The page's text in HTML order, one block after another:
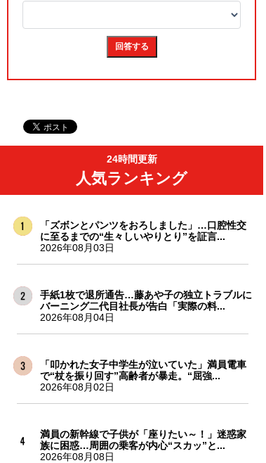
24時間更新
人気ランキング
「ズボンとパンツをおろしました」…口腔性交
に至るまでの“生々しいやりとり”を証言...
2026年08月03日
手紙1枚で退所通告…藤あや子の独立トラブルに
バーニング二代目社長が告白「実際の料...
2026年08月04日
「叩かれた女子中学生が泣いていた」満員電車
で“杖を振り回す”高齢者が暴走。“屈強...
2026年08月02日
満員の新幹線で子供が「座りたい～！」迷惑家
族に困惑…周囲の乗客が内心“スカッ”と...
2026年08月08日